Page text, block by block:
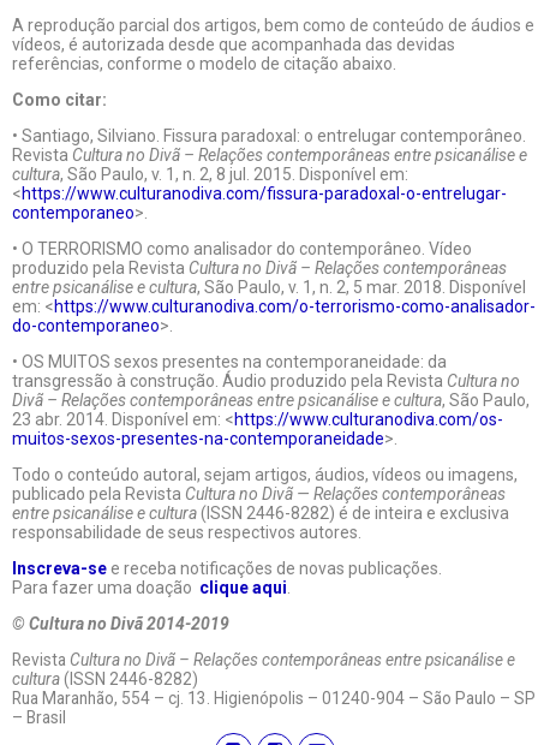
A reprodução parcial dos artigos, bem como de conteúdo de áudios e
vídeos, é autorizada desde que acompanhada das devidas
referências, conforme o modelo de citação abaixo.
Como citar:
• Santiago, Silviano. Fissura paradoxal: o entrelugar contemporâneo.
Revista Cultura no Divã – Relações contemporâneas entre psicanálise e
cultura, São Paulo, v. 1, n. 2, 8 jul. 2015. Disponível em:
<https://www.culturanodiva.com/fissura-paradoxal-o-entrelugar-
contemporaneo>.
• O TERRORISMO como analisador do contemporâneo. Vídeo
produzido pela Revista Cultura no Divã – Relações contemporâneas
entre psicanálise e cultura, São Paulo, v. 1, n. 2, 5 mar. 2018. Disponível
em: <https://www.culturanodiva.com/o-terrorismo-como-analisador-
do-contemporaneo>.
• OS MUITOS sexos presentes na contemporaneidade: da
transgressão à construção. Áudio produzido pela Revista Cultura no
Divã – Relações contemporâneas entre psicanálise e cultura, São Paulo,
23 abr. 2014. Disponível em: <https://www.culturanodiva.com/os-
muitos-sexos-presentes-na-contemporaneidade>.
Todo o conteúdo autoral, sejam artigos, áudios, vídeos ou imagens,
publicado pela Revista Cultura no Divã — Relações contemporâneas
entre psicanálise e cultura(ISSN 2446-8282) é de inteira e exclusiva
responsabilidade de seus respectivos autores.
Inscreva-se e receba notificações de novas publicações.
Para fazer uma doação clique aqui
© Cultura no Divã 2014-2019
Revista Cultura no Divã – Relações contemporâneas entre psicanálise e
cultura(ISSN 2446-8282)
Rua Maranhão, 554 – cj. 13. Higienópolis – 01240-904 – São Paulo – SP
– Brasil